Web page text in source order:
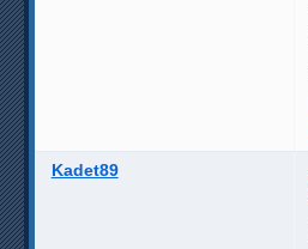
Kadet89